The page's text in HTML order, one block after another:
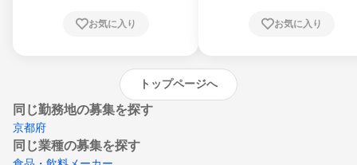
崎県、熊本県、大分県、宮崎県、鹿児島県、
お気に入り お気に入り
トップページへ
同じ勤務地の募集を探す
京都府
同じ業種の募集を探す